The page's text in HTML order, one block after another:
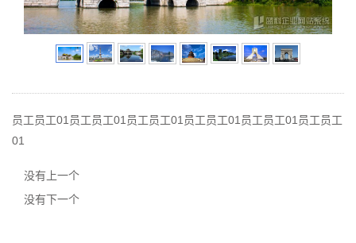
员工员工01员工员工01员工员工01员工员工01员工员工01员工员工
01
没有上一个
没有下一个